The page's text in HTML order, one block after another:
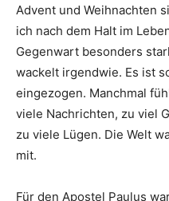
Advent und Weihnachten
ich nach dem Halt im
Gegenwart besonders
wackelt irgendwie. Es ist
eingezogen. Manchmal
viele Nachrichten, zu viel
zu viele Lügen. Die Welt
mit.
Für den Apostel Paulus